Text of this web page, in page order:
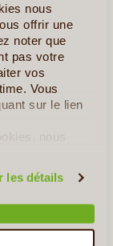
nous
offrir une
noter que
pas votre
vos
Vous
sur le lien
nous
les détails
ait eu une
guère
barbares ont
les Ottomans